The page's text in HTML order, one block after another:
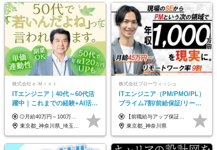
株式会社ｅ‐Ｍｉｎｔ
ITエンジニア｜40代～60代活
躍中｜これまでの経験+AI活用
でスキルアップを支援｜残業
月10h｜副業OK
◎月給40万円～100万円＋インセンティブ＋各種手当 ・年収120万〜300万円UPの実績も！ ・平均年収UP率は1.1～1.3倍 ・案件単価100%公開 × 単価連動の給与制度 ・能力等を考慮の上、決定いたします ※試用期間6ヵ月あり（待遇の変更はありません） ※固定残業代（月20～30時間・3万円～8万円）を含みます 《具体的には...》 ・案件単価65万円⇒年収約500万円 ・案件単価80万円⇒年収約600万円 ・案件単価120万円⇒年収約900万円 ＼ AIで生産性5倍になり給与UP ／ ◇案件単価100%公開 × 単価連動の給与制度 ◇年収120万〜300万UPの実績あり 「単価が上がれば、その分しっかり報われる」 そんなシンプルで納得できる評価制度です。 ⚫️年収300万円アップの実績も 参画する案件の単価を全て公開。 給与は単価に連動しているため納得感持って働くことが可能です。 過去には転職しただけで300万円以上アップした方もいます。 現場でAIを活用して成果を出して単価アップにつながったケースが多数！ ・AIツール利用料金全額負担 ・資格取得補助 ・月給保証制度 ・各種手当
東京都_神奈川県_埼玉県_千葉県_大阪府_愛知県_北海道_青森県_岩手県_宮城県_秋田県_山形県_福島県_茨城県_栃木県_群馬県_新潟県_山梨県_長野県_富山県_石川県_福井県_静岡県_岐阜県_三重県_兵庫県_京都府_滋賀県_奈良県_和歌山県_広島県_岡山県_鳥取県_島根県_山口県_徳島県_香川県_愛媛県_高知県_福岡県_熊本県_佐賀県_長崎県_大分県_宮崎県_鹿児島県_沖縄県
株式会社ブローウィッシュ
ITエンジニア（PM/PMO/PL）
プライム7割/前給保証/リーダ
ー経験不問/30、40代活躍中/
リモート9割
【前職給与アップ保証あり！ゆくゆくは年収800万以上も可能】 月給45万円～＋インセンティブ ※経験や適性を考慮の上、相談し決定します ※上記には固定残業代（20時間分/4万円～）が含まれます ※20時間を超過した場合は別途全額支給します ※試用期間（3ヶ月間）あり。給与・待遇に差異はございません それはより高度な案件にアサイン＆ 還元率が平均より高めのため、 これまでの給与から大幅にアップする人もいます。
東京都_神奈川県